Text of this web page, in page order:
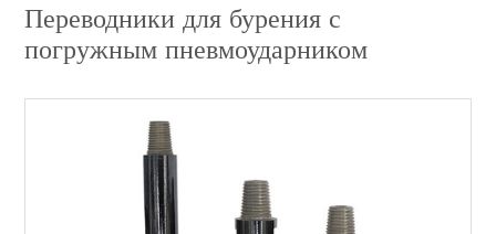
Переводники для бурения с
погружным пневмоударником